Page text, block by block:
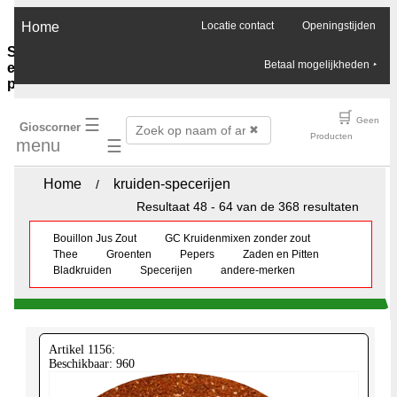
×
Sauzen-
en-
purees
olie-
azijn
sauzen-
ketjap
oester-
Chilli-
sauzen
Pinda-
sauzen
Boemboes
Currypasta
Chutney
Home Openingstijden
Locatie contact
Betaal mogelijkheden ‣
Gioscorner ☰
menu
☰
✖
🛒
Geen
Producten
Home / kruiden-specerijen
Bouillon Jus Zout
GC Kruidenmixen zonder zout
Thee
Groenten Pepers
Zaden en Pitten
Bladkruiden
Specerijen andere-merken
Resultaat 48 - 64 van de 368 resultaten
Artikel 1156:
Beschikbaar: 960